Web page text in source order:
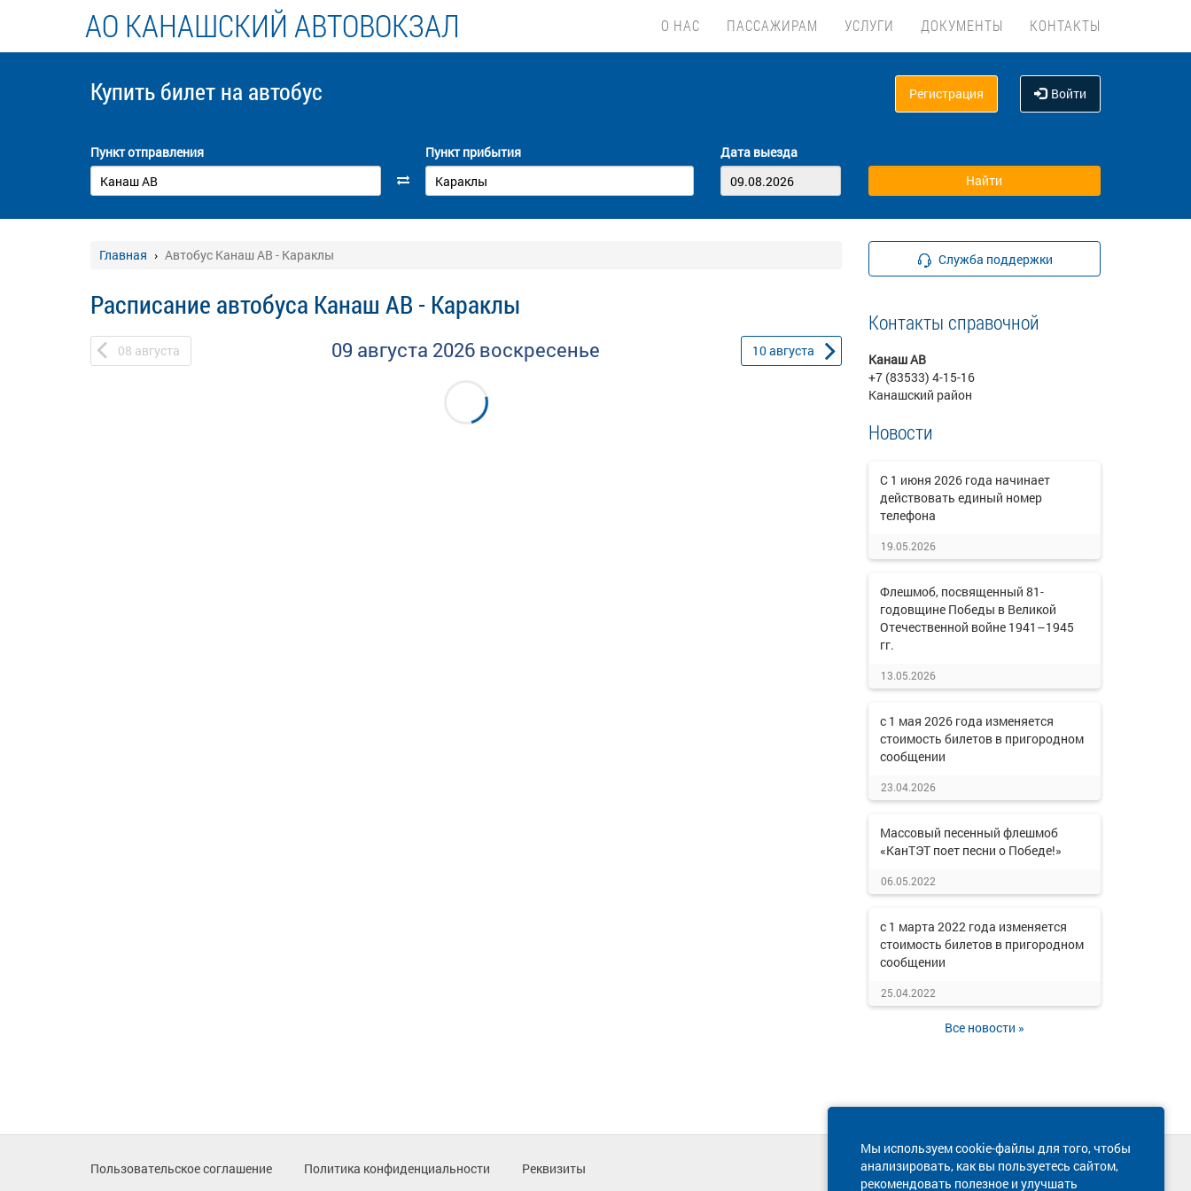
АО КАНАШСКИЙ АВТОВОКЗАЛ О НАС ПАССАЖИРАМ УСЛУГИ ДОКУМЕНТЫ КОНТАКТЫ
Купить билет на автобус Регистрация Войти
Пункт отправления Пункт прибытия Дата выезда
Главная Автобус Канаш АВ - Караклы
Расписание автобуса Канаш АВ - Караклы
08 августа 09 августа 2026 воскресенье 10августа
Служба поддержки
Контакты справочной
Канаш АВ
+7 (83533) 4-15-16
Канашский район
Новости
C 1 июня 2026 года начинает
действовать единый номер
телефона
19.05.2026
Флешмоб, посвященный 81-
годовщине Победы в Великой
Отечественной войне 1941–1945
гг.
13.05.2026
с 1 мая 2026 года изменяется
стоимость билетов в пригородном
сообщении
23.04.2026
Массовый песенный флешмоб
«КанТЭТ поет песни о Победе!»
06.05.2022
с 1 марта 2022 года изменяется
стоимость билетов в пригородном
сообщении
25.04.2022
Все новости »
Мы используем cookie-файлы для того, чтобы
анализировать, как вы пользуетесь сайтом,
рекомендовать полезное и улучшать
Пользовательское соглашение Политика конфиденциальности
Реквизиты
Техническая поддержка сайта